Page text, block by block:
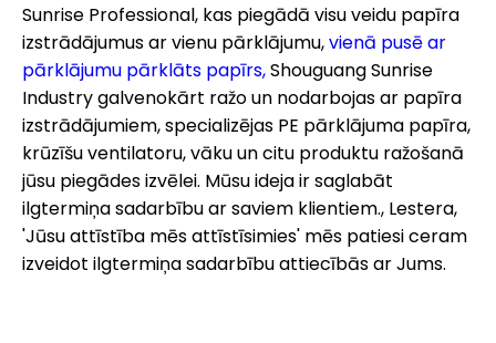
Sunrise Professional, kas piegādā visu veidu papīra
izstrādājumusar vienu pārklājumu,vienā pusē ar
pārklājumu pārklāts papīrs,Shouguang Sunrise
Industry galvenokārt ražo un nodarbojas ar papīra
izstrādājumiem, specializējas PE pārklājuma papīra,
krūzīšu ventilatoru, vāku un citu produktu ražošanā
jūsu piegādes izvēlei. Mūsu ideja ir saglabāt
ilgtermiņa sadarbību ar saviem klientiem., Lestera,
'Jūsu attīstība mēs attīstīsimies' mēs patiesi ceram
izveidot ilgtermiņa sadarbību attiecībās ar Jums.